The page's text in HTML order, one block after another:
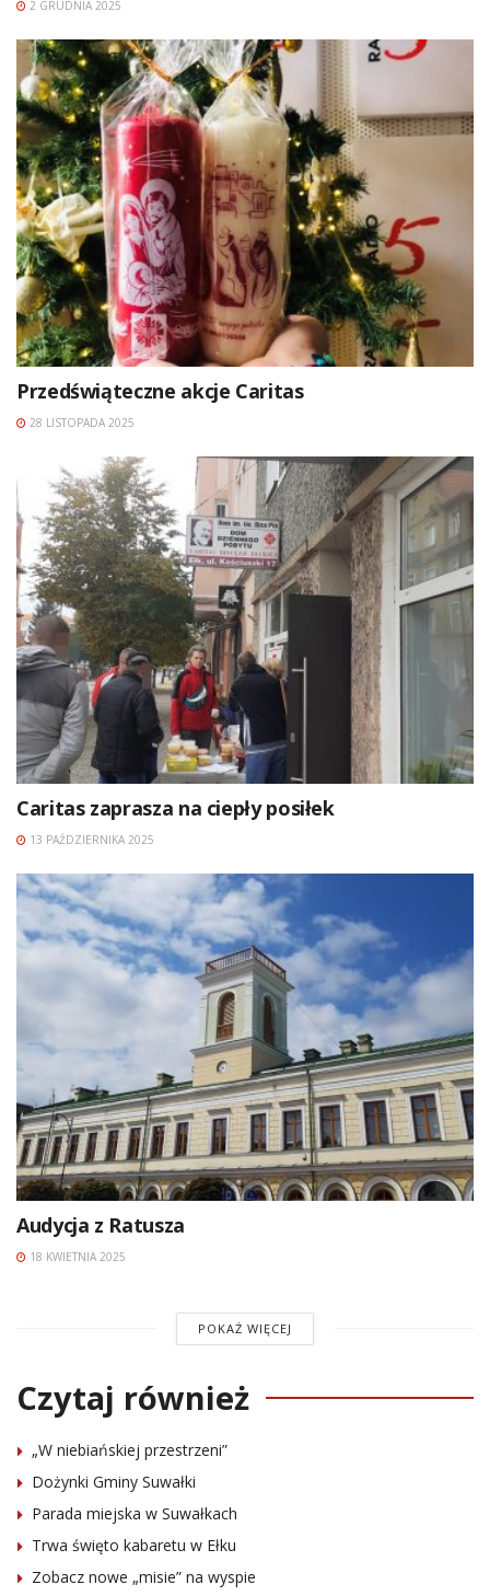
2 GRUDNIA 2025
Przedświąteczne akcje Caritas
28 LISTOPADA 2025
Caritas zaprasza na ciepły posiłek
13 PAŹDZIERNIKA 2025
Audycja z Ratusza
18 KWIETNIA 2025
POKAŻ WIĘCEJ
Czytaj również
„W niebiańskiej przestrzeni”
Dożynki Gminy Suwałki
Parada miejska w Suwałkach
Trwa święto kabaretu w Ełku
Zobacz nowe „misie” na wyspie